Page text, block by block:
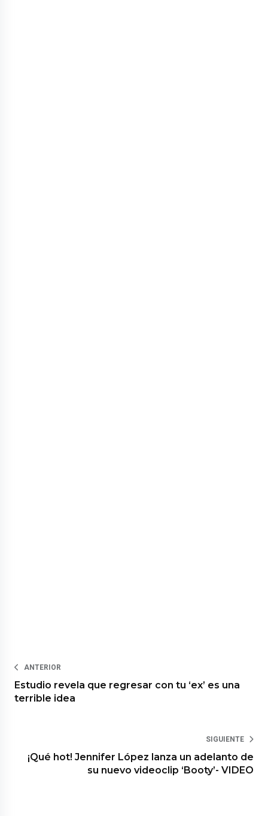
ANTERIOR
Estudio revela que regresar con tu ‘ex’ es una
terrible idea
SIGUIENTE
¡Qué hot! Jennifer López lanza un adelanto de
su nuevo videoclip ‘Booty’- VIDEO